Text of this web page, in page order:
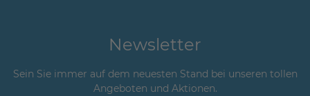
Newsletter
Sein Sie immer auf dem neuesten Stand bei unseren tollen
Angeboten und Aktionen.